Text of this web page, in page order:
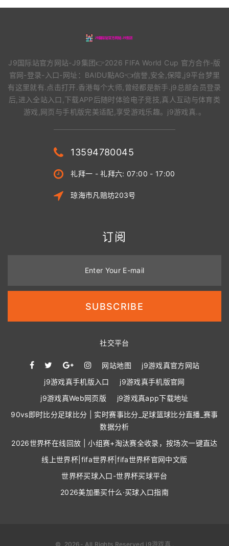
J9国际站官方网站-J9集团👉2026 FIFA World Cup 官方合作-版
官网-登录-入口-网址：BAIDU點AG👈信誉,安全,保障,j9平台梦里
有这里就有.点击打开.香港每个大师,曾经都是新手.j9总部会员登录
后,进入全站入口,下载APP后随时体验电子竞技,真人互动与体育类
游戏,网页与手机版完美适配,享受游戏乐趣。j9游戏真.。
13594780045
礼拜一 - 礼拜六: 07:00 - 17:00
琼海市凡赔坊203号
订阅
Enter Your E-mail
SUBSCRIBE
社交平台
网站地图
j9游戏真官方网站
j9游戏真手机版入口
j9游戏真手机版官网
j9游戏真Web网页版
j9游戏真app下载地址
90vs即时比分足球比分 | 实时赛事比分_足球篮球比分直播_赛事
数据分析
2026世界杯在线回放 | 小组赛+淘汰赛全收录，按场次一键直达
线上世界杯|fifa世界杯|fifa世界杯官网中文版
世界杯买球入口-世界杯买球平台
2026美加墨买什么·买球入口指南
© 2026 - All Rights Reserved j9游戏真 .